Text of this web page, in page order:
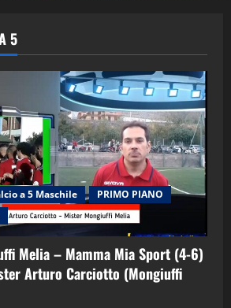
5
a 5 Maschile
PRIMO PIANO
Melia – Mamma Mia Sport (4-6)
Arturo Carciotto (Mongiuffi